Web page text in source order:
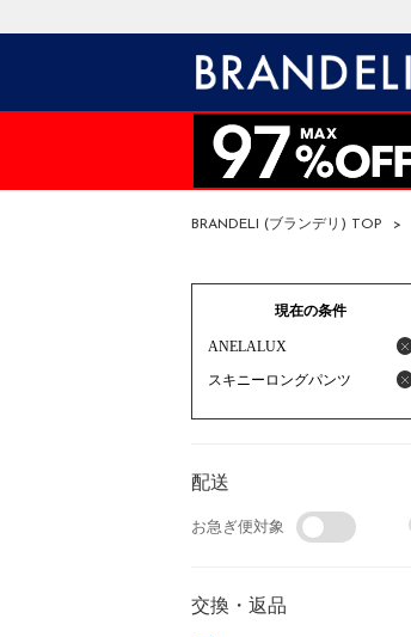
BRANDELI (ブランデリ) TOP >
現在の条件
ANELALUX
スキニーロングパンツ
配送
お急ぎ便対象
交換・返品